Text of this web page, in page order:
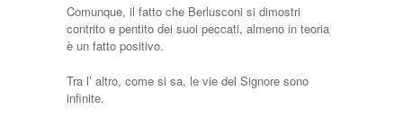
Comunque, il fatto che Berlusconi si dimostri
contrito e pentito dei suoi peccati, almeno in teoria
è un fatto positivo.
Tra l’ altro, come si sa, le vie del Signore sono
infinite.